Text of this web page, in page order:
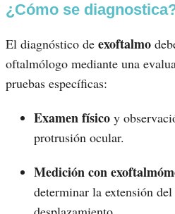
¿Cómo se
El diagnóstico de exoftalmo
oftalmólogo mediante una
pruebas específicas:
Examen físico y
protrusión ocular.
Medición con
determinar la extensión del